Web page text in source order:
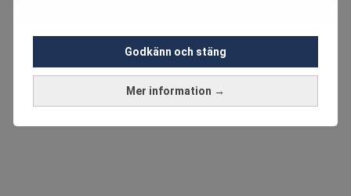
Mer information →
Godkänn och stäng